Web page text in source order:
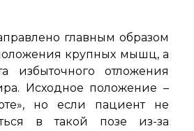
главным образом
крупных мышц, а
избыточного отложения
Исходное положение –
но если пациент не
в такой позе из-за